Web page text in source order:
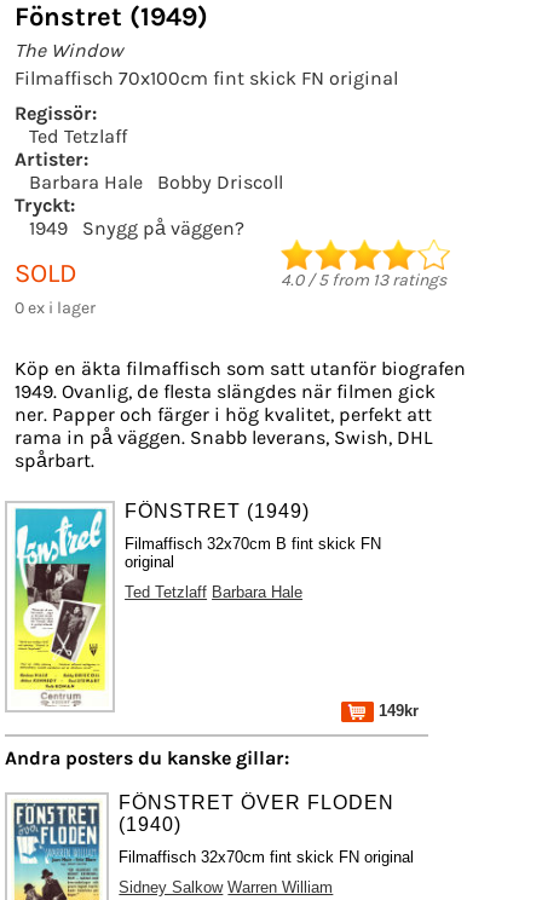
Fönstret (1949)
The Window
Filmaffisch 70x100cm fint skick FN original
Regissör:
Ted Tetzlaff
Artister:
Barbara Hale
Bobby Driscoll
Tryckt:
1949
Snygg på väggen?
SOLD
0 ex i lager
4.0/5from 13ratings
Köp en äkta filmaffisch som satt utanför biografen
1949. Ovanlig, de flesta slängdes när filmen gick
ner. Papper och färger i hög kvalitet, perfekt att
rama in på väggen. Snabb leverans, Swish, DHL
spårbart.
FÖNSTRET (1949)
Filmaffisch 32x70cm B fint skick FN
original
Ted Tetzlaff Barbara Hale
149kr
Andra posters du kanske gillar:
FÖNSTRET ÖVER FLODEN
(1940)
Filmaffisch 32x70cm fint skick FN original
Sidney Salkow Warren William